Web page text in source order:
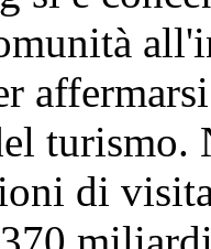
turismo.
di